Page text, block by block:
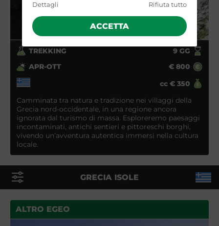
Dettagli
Rifiuta tutto
ACCETTA
TREKKING 9GG
APR-OTT
€ 800
cc € 350
Camminata tra natura e tradizione nei villaggi della
Grecia nord-occidentale, in una regione ancora
ignorata dal turismo di massa. Esploreremo paesaggi
incontaminati, antichi sentieri e pittoreschi borghi,
vivendo un’avventura autentica immersi nella cultura
locale.
GRECIA ISOLE
ALTRO EGEO